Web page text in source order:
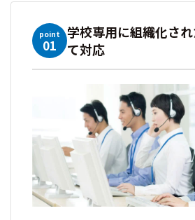
point
01
学校専用に組織化さ
て対応